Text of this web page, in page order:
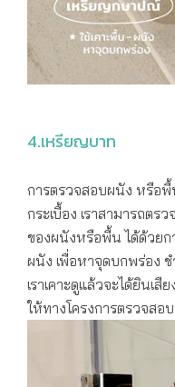
4.เหรียญบาท
การตรวจสอบผนัง หรือพื้
กระเบื้อง เราสามารถตร
ของผนังหรือพื้น ได้ด้วยก
ผนัง เพื่อหาจุดบกพร่อง ช
เราเคาะดูแล้วจะได้ยินเ
ให้ทางโครงการตรวจสอ